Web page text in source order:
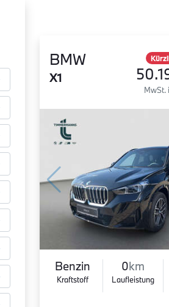
BMW
X1
MwSt.
Benzin
Kraftstoff
0km
Laufleistung